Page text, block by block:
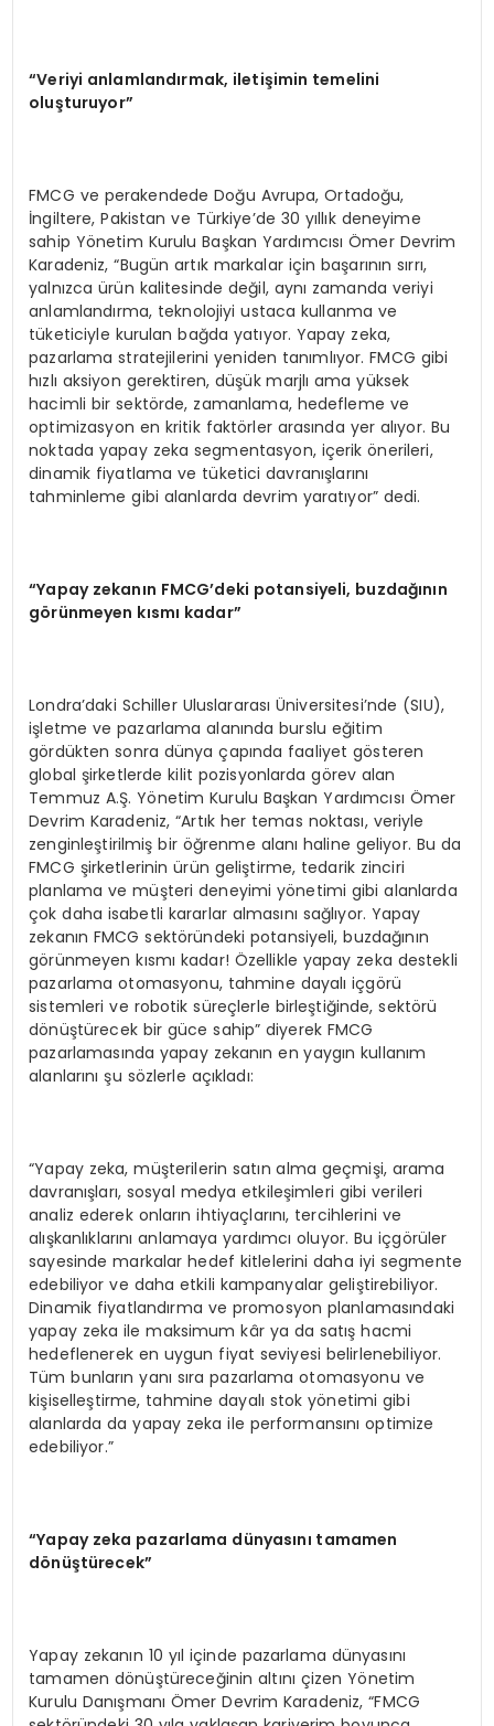
“Veriyi anlamlandırmak, iletişimin temelini
oluşturuyor”
FMCG ve perakendede Doğu Avrupa, Ortadoğu,
İngiltere, Pakistan ve Türkiye’de 30 yıllık deneyime
sahip Yönetim Kurulu Başkan Yardımcısı Ömer Devrim
Karadeniz, “Bugün artık markalar için başarının sırrı,
yalnızca ürün kalitesinde değil, aynı zamanda veriyi
anlamlandırma, teknolojiyi ustaca kullanma ve
tüketiciyle kurulan bağda yatıyor. Yapay zeka,
pazarlama stratejilerini yeniden tanımlıyor. FMCG gibi
hızlı aksiyon gerektiren, düşük marjlı ama yüksek
hacimli bir sektörde, zamanlama, hedefleme ve
optimizasyon en kritik faktörler arasında yer alıyor. Bu
noktada yapay zeka segmentasyon, içerik önerileri,
dinamik fiyatlama ve tüketici davranışlarını
tahminleme gibi alanlarda devrim yaratıyor” dedi.
“Yapay zekanın FMCG’deki potansiyeli, buzdağının
görünmeyen kısmı kadar”
Londra’daki Schiller Uluslararası Üniversitesi’nde (SIU),
işletme ve pazarlama alanında burslu eğitim
gördükten sonra dünya çapında faaliyet gösteren
global şirketlerde kilit pozisyonlarda görev alan
Temmuz A.Ş. Yönetim Kurulu Başkan Yardımcısı Ömer
Devrim Karadeniz, “Artık her temas noktası, veriyle
zenginleştirilmiş bir öğrenme alanı haline geliyor. Bu da
FMCG şirketlerinin ürün geliştirme, tedarik zinciri
planlama ve müşteri deneyimi yönetimi gibi alanlarda
çok daha isabetli kararlar almasını sağlıyor. Yapay
zekanın FMCG sektöründeki potansiyeli, buzdağının
görünmeyen kısmı kadar! Özellikle yapay zeka destekli
pazarlama otomasyonu, tahmine dayalı içgörü
sistemleri ve robotik süreçlerle birleştiğinde, sektörü
dönüştürecek bir güce sahip” diyerek FMCG
pazarlamasında yapay zekanın en yaygın kullanım
alanlarını şu sözlerle açıkladı:
“Yapay zeka, müşterilerin satın alma geçmişi, arama
davranışları, sosyal medya etkileşimleri gibi verileri
analiz ederek onların ihtiyaçlarını, tercihlerini ve
alışkanlıklarını anlamaya yardımcı oluyor. Bu içgörüler
sayesinde markalar hedef kitlelerini daha iyi segmente
edebiliyor ve daha etkili kampanyalar geliştirebiliyor.
Dinamik fiyatlandırma ve promosyon planlamasındaki
yapay zeka ile maksimum kâr ya da satış hacmi
hedeflenerek en uygun fiyat seviyesi belirlenebiliyor.
Tüm bunların yanı sıra pazarlama otomasyonu ve
kişiselleştirme, tahmine dayalı stok yönetimi gibi
alanlarda da yapay zeka ile performansını optimize
edebiliyor.”
“Yapay zeka pazarlama dünyasını tamamen
dönüştürecek”
Yapay zekanın 10 yıl içinde pazarlama dünyasını
tamamen dönüştüreceğinin altını çizen Yönetim
Kurulu Danışmanı Ömer Devrim Karadeniz, “FMCG